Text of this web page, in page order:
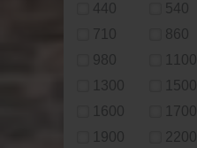
440
540
710
860
980
1100
1300
1500
1600
1700
1900
2200